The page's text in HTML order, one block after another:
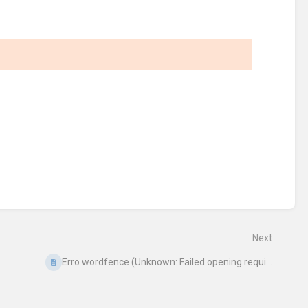
Next
Erro wordfence (Unknown: Failed opening requi...